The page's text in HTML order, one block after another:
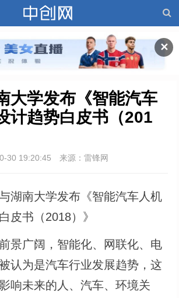
✕
大学发布《智能汽车
计趋势白皮书（201
30 19:20:45 来源：雷锋网
湖南大学发布《智能汽车人机
皮书（2018）》
景广阔，智能化、网联化、电
认为是汽车行业发展趋势，这
响未来的人、汽车、环境关